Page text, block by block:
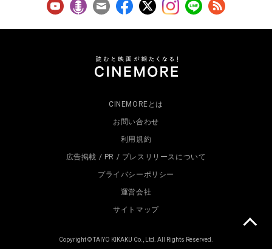
CINEMOREとは
お問い合わせ
利用規約
広告掲載 / PR / プレスリリースについて
プライバシーポリシー
運営会社
サイトマップ
Copyright © TAIYO KIKAKU Co., Ltd. All Rights Reserved.